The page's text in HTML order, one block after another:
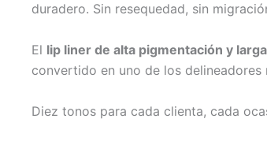
duradero. Sin resequedad, sin
El lip liner de alta pigmentación y
convertido en uno de los
Diez tonos para cada clienta, cada